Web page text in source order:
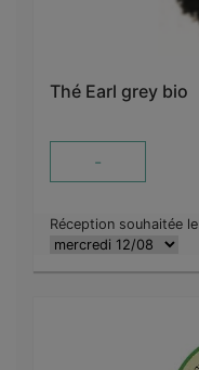
Thé Earl grey bio
-
Réception souhaitée le